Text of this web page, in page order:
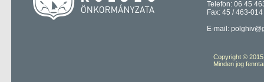
Telefon: 06 45
Fax: 45 / 463-014
E-mail:
Copyright ©
Minden jog